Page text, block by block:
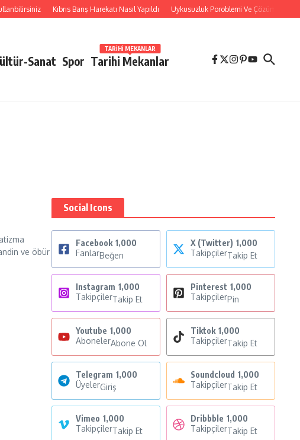
Kıbrıs Barış Harekatı Nasıl Yapıldı Uykusuzluk Poroblemi Ve Çözümleri
Sanat Spor Tarihi Mekanlar
TARIHI MEKANLAR
ve öbür
Social Icons
Facebook 1,000
FanlarBeğen
X (Twitter) 1,000
TakipçilerTakip Et
Instagram 1,000
TakipçilerTakip Et
Pinterest 1,000
TakipçilerPin
Youtube 1,000
AbonelerAbone Ol
Tiktok 1,000
TakipçilerTakip Et
Telegram 1,000
ÜyelerGiriş
Soundcloud 1,000
TakipçilerTakip Et
Vimeo 1,000
TakipçilerTakip Et
Dribbble 1,000
TakipçilerTakip Et